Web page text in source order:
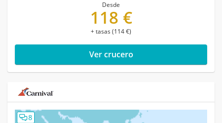
Desde
118 €
+ tasas (114 €)
Ver crucero
8